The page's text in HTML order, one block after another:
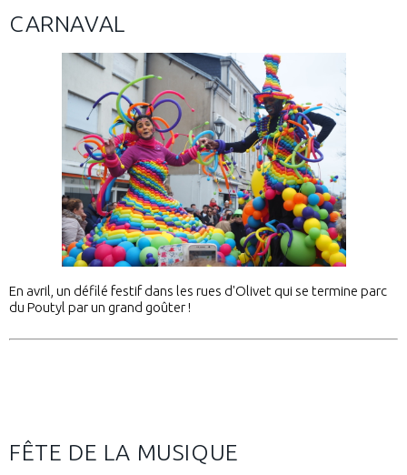
CARNAVAL
En avril, un défilé festif dans les rues d'Olivet qui se termine parc
du Poutyl par un grand goûter !
FÊTE DE LA MUSIQUE